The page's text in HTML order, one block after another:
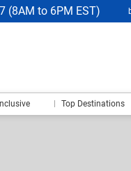
(8AM to 6PM EST)
Top Destinations